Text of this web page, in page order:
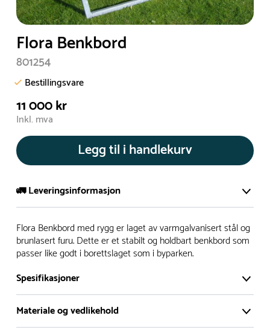
Flora Benkbord
801254
Bestillingsvare
11 000 kr
Inkl. mva
Legg til i handlekurv
🚛 Leveringsinformasjon
De aller fleste av våre lekeapparat produseres på bestilling.
Leveringstid på bestillingsvarer vil være 8+ uker.
I høysesong må lengre leveringstid påregnes.
Rask levering
Hos oss finner du flere produkter merket ‘Rask Levering’.
Flora Benkbord med rygg er laget av varmgalvanisert stål og
brunlasert furu. Dette er et stabilt og holdbart benkbord som
passer like godt i borettslaget som i byparken.
Spesifikasjoner
Materiale og vedlikehold